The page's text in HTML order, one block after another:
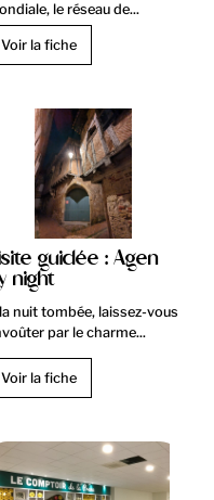
le réseau de...
Voir la fiche
guidée : Agen
night
nuit tombée, laissez-vous
par le charme...
Voir la fiche